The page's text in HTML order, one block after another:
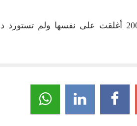
وأكد: "مصر في الفترة من 1986 وحتى عام 2006 أغلقت على